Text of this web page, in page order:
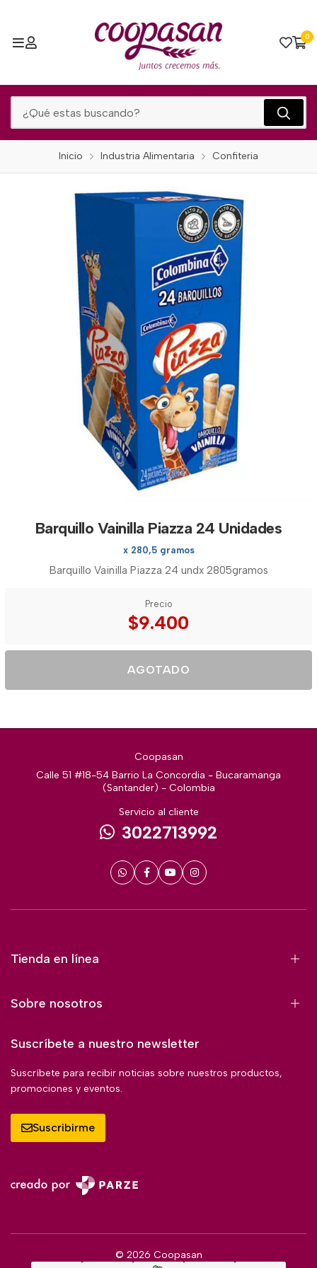
0
Inicio Industria Alimentaria Confiteria
Barquillo Vainilla Piazza 24 Unidades
x 280,5 gramos
Barquillo Vainilla Piazza 24 undx 2805gramos
Precio
$9.400
AGOTADO
Coopasan
Calle 51 #18-54 Barrio La Concordia - Bucaramanga
(Santander) - Colombia
Servicio al cliente
3022713992
Tienda en línea
Sobre nosotros
Suscríbete a nuestro newsletter
Suscríbete para recibir noticias sobre nuestros productos,
promociones y eventos.
Suscribirme
© 2026 Coopasan